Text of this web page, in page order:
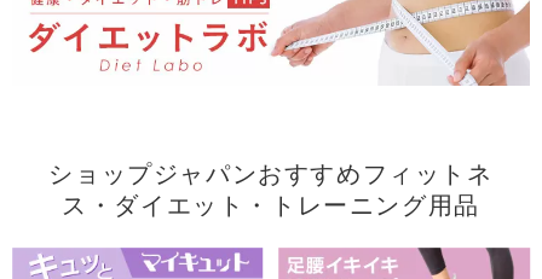
ショップジャパンおすすめフィットネ
ス・ダイエット・トレーニング用品